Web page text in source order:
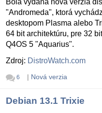
Bola vydaná nová verzia
"Andromeda", ktorá
desktopom Plasma alebo
64 bit architektúru, pre 32
Q4OS 5 "Aquarius".
Zdroj: DistroWatch.com
6 | Nová verzia
Debian 13.1 Trixie